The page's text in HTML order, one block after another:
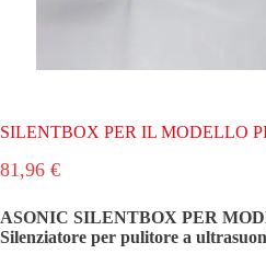
SILENTBOX PER IL MODELLO
81,96 €
ASONIC SILENTBOX PER
Silenziatore per pulitore a